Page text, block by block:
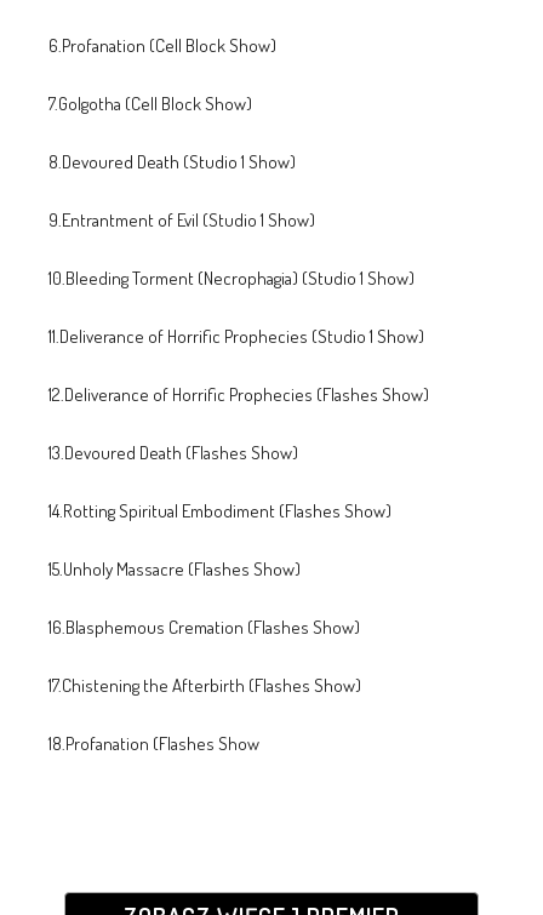
6.Profanation (Cell Block Show)
7.Golgotha (Cell Block Show)
8.Devoured Death (Studio 1 Show)
9.Entrantment of Evil (Studio 1 Show)
10.Bleeding Torment (Necrophagia) (Studio 1 Show)
11.Deliverance of Horrific Prophecies (Studio 1 Show)
12.Deliverance of Horrific Prophecies (Flashes Show)
13.Devoured Death (Flashes Show)
14.Rotting Spiritual Embodiment (Flashes Show)
15.Unholy Massacre (Flashes Show)
16.Blasphemous Cremation (Flashes Show)
17.Chistening the Afterbirth (Flashes Show)
18.Profanation (Flashes Show